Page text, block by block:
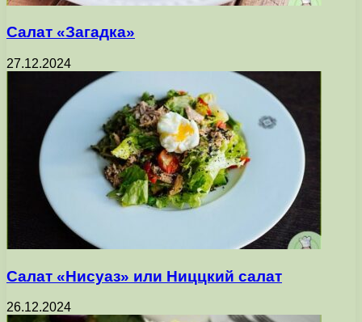
Салат «Загадка»
27.12.2024
Салат «Нисуаз» или Ниццкий салат
26.12.2024